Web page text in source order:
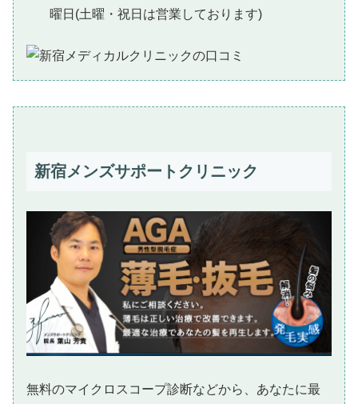
曜日(土曜・祝日は営業しております)
新宿メンズサポートクリニック
無料のマイクロスコープ診断などから、あなたに最